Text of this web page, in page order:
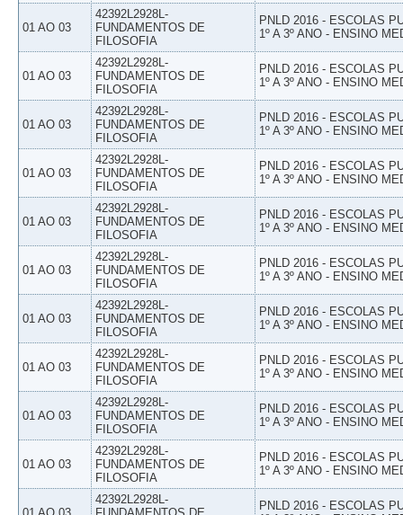
01 AO 03
42392L2928L-
FUNDAMENTOS DE
FILOSOFIA
PNLD 2016 - ESCOLAS
1º A 3º ANO - ENSINO
01 AO 03
42392L2928L-
FUNDAMENTOS DE
FILOSOFIA
PNLD 2016 - ESCOLAS
1º A 3º ANO - ENSINO
01 AO 03
42392L2928L-
FUNDAMENTOS DE
FILOSOFIA
PNLD 2016 - ESCOLAS
1º A 3º ANO - ENSINO
01 AO 03
42392L2928L-
FUNDAMENTOS DE
FILOSOFIA
PNLD 2016 - ESCOLAS
1º A 3º ANO - ENSINO
01 AO 03
42392L2928L-
FUNDAMENTOS DE
FILOSOFIA
PNLD 2016 - ESCOLAS
1º A 3º ANO - ENSINO
01 AO 03
42392L2928L-
FUNDAMENTOS DE
FILOSOFIA
PNLD 2016 - ESCOLAS
1º A 3º ANO - ENSINO
01 AO 03
42392L2928L-
FUNDAMENTOS DE
FILOSOFIA
PNLD 2016 - ESCOLAS
1º A 3º ANO - ENSINO
01 AO 03
42392L2928L-
FUNDAMENTOS DE
FILOSOFIA
PNLD 2016 - ESCOLAS
1º A 3º ANO - ENSINO
01 AO 03
42392L2928L-
FUNDAMENTOS DE
FILOSOFIA
PNLD 2016 - ESCOLAS
1º A 3º ANO - ENSINO
01 AO 03
42392L2928L-
FUNDAMENTOS DE
FILOSOFIA
PNLD 2016 - ESCOLAS
1º A 3º ANO - ENSINO
42392L2928L-
PNLD 2016 - ESCOLAS